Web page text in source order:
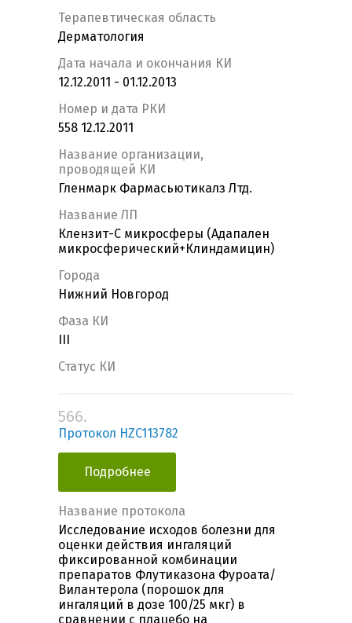
Терапевтическая область
Дерматология
Дата начала и окончания КИ
12.12.2011 - 01.12.2013
Номер и дата РКИ
558 12.12.2011
Название организации,
проводящей КИ
Гленмарк Фармасьютикалз Лтд.
Название ЛП
Клензит-С микросферы (Адапален
микросферический+Клиндамицин)
Города
Нижний Новгород
Фаза КИ
Статус КИ
566.
Протокол HZC113782
Подробнее
Название протокола
Исследование исходов болезни для
оценки действия ингаляций
фиксированной комбинации
препаратов Флутиказона Фуроата/
Вилантерола (порошок для
ингаляций в дозе 100/25 мкг) в
сравнении с плацебо на